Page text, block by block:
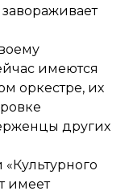
завораживает
имеются
оркестре, их
других
имеет